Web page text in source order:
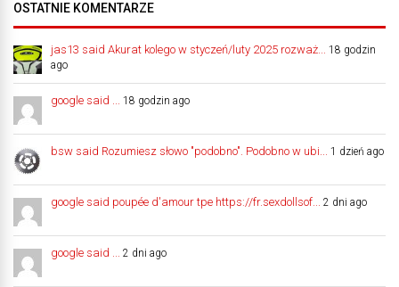
OSTATNIE KOMENTARZE
jas13 said Akurat kolego w styczeń/luty 2025 rozważ... 18 godzin
ago
google said ... 18 godzin ago
bsw said Rozumiesz słowo "podobno". Podobno w ubi... 1 dzień ago
google said poupée d'amour tpe https://fr.sexdollsof... 2 dni ago
google said ... 2 dni ago